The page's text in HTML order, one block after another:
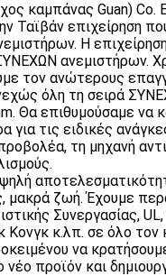
καμπάνας Guan)
Ταϊβάν επιχείρηση
Η
ανεμιστήρων.
τον ανώτερους
όλη τη σειρά
Θα επιθυμούσαμε να
για τις ειδικές
τη μηχανή
μακρά ζωή. Έχουμε
Συνεργασίας,
Κονγκ κ.λπ. σε όλο
να
προϊόν και